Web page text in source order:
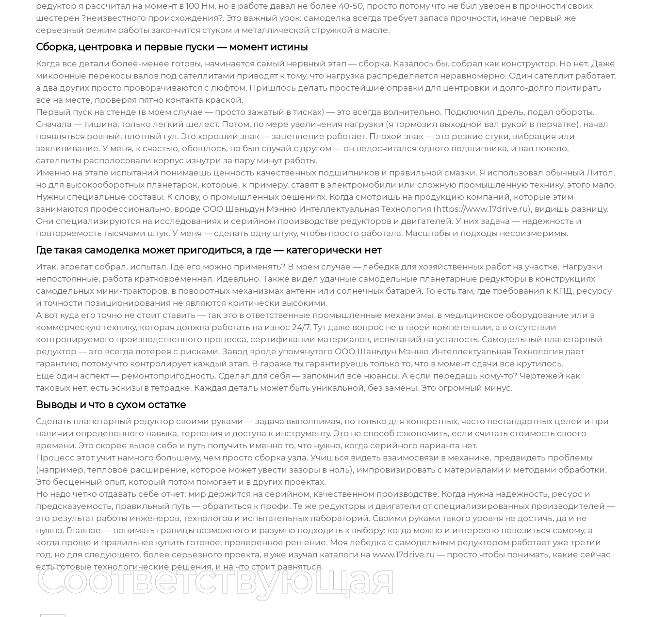
редуктор я рассчитал на момент в 100 Нм, но в работе давал не более 40-50, просто потому что не был уверен в прочности своих
шестерен ?неизвестного происхождения?. Это важный урок: самоделка всегда требует запаса прочности, иначе первый же
серьезный режим работы закончится стуком и металлической стружкой в масле.
Сборка, центровка и первые пуски — момент истины
Когда все детали более-менее готовы, начинается самый нервный этап — сборка. Казалось бы, собрал как конструктор. Но нет. Даже
микронные перекосы валов под сателлитами приводят к тому, что нагрузка распределяется неравномерно. Один сателлит работает,
а два других просто проворачиваются с люфтом. Пришлось делать простейшие оправки для центровки и долго-долго притирать
все на месте, проверяя пятно контакта краской.
Первый пуск на стенде (в моем случае — просто зажатый в тисках) — это всегда волнительно. Подключил дрель, подал обороты.
Сначала — тишина, только легкий шелест. Потом, по мере увеличения нагрузки (я тормозил выходной вал рукой в перчатке), начал
появляться ровный, плотный гул. Это хороший знак — зацепление работает. Плохой знак — это резкие стуки, вибрация или
заклинивание. У меня, к счастью, обошлось, но был случай с другом — он недосчитался одного подшипника, и вал повело,
сателлиты располосовали корпус изнутри за пару минут работы.
Именно на этапе испытаний понимаешь ценность качественных подшипников и правильной смазки. Я использовал обычный Литол,
но для высокооборотных планетарок, которые, к примеру, ставят в электромобили или сложную промышленную технику, этого мало.
Нужны специальные составы. К слову, о промышленных решениях. Когда смотришь на продукцию компаний, которые этим
занимаются профессионально, вроде ООО Шаньдун Мэнню Интеллектуальная Технология ( https://www.17drive.ru), видишь разницу.
Они специализируются на исследованиях и серийном производстве редукторов и двигателей. У них задача — надежность и
повторяемость тысячами штук. У меня — сделать одну штуку, чтобы просто работала. Масштабы и подходы несоизмеримы.
Где такая самоделка может пригодиться, а где — категорически нет
Итак, агрегат собрал, испытал. Где его можно применять? В моем случае — лебедка для хозяйственных работ на участке. Нагрузки
непостоянные, работа кратковременная. Идеально. Также видел удачные самодельные планетарные редукторы в конструкциях
самодельных мини-тракторов, в поворотных механизмах антенн или солнечных батарей. То есть там, где требования к КПД, ресурсу
и точности позиционирования не являются критически высокими.
А вот куда его точно не стоит ставить — так это в ответственные промышленные механизмы, в медицинское оборудование или в
коммерческую технику, которая должна работать на износ 24/7. Тут даже вопрос не в твоей компетенции, а в отсутствии
контролируемого производственного процесса, сертификации материалов, испытаний на усталость. Самодельный планетарный
редуктор — это всегда лотерея с рисками. Завод вроде упомянутого ООО Шаньдун Мэнню Интеллектуальная Технология дает
гарантию, потому что контролирует каждый этап. В гараже ты гарантируешь только то, что в момент сдачи все крутилось.
Еще один аспект — ремонтопригодность. Сделал для себя — запомнил все нюансы. А если передашь кому-то? Чертежей как
таковых нет, есть эскизы в тетрадке. Каждая деталь может быть уникальной, без замены. Это огромный минус.
Выводы и что в сухом остатке
Сделать планетарный редуктор своими руками — задача выполнимая, но только для конкретных, часто нестандартных целей и при
наличии определенного навыка, терпения и доступа к инструменту. Это не способ сэкономить, если считать стоимость своего
времени. Это скорее вызов себе и путь получить именно то, что нужно, когда серийного варианта нет.
Процесс этот учит намного большему, чем просто сборка узла. Учишься видеть взаимосвязи в механике, предвидеть проблемы
(например, тепловое расширение, которое может увести зазоры в ноль), импровизировать с материалами и методами обработки.
Это бесценный опыт, который потом помогает и в других проектах.
Но надо четко отдавать себе отчет: мир держится на серийном, качественном производстве. Когда нужна надежность, ресурс и
предсказуемость, правильный путь — обратиться к профи. Те же редукторы и двигатели от специализированных производителей —
это результат работы инженеров, технологов и испытательных лабораторий. Своими руками такого уровня не достичь, да и не
нужно. Главное — понимать границы возможного и разумно подходить к выбору: когда можно и интересно повозиться самому, а
когда проще и правильнее купить готовое, проверенное решение. Моя лебедка с самодельным редуктором работает уже третий
год, но для следующего, более серьезного проекта, я уже изучал каталоги на www.17drive.ru — просто чтобы понимать, какие сейчас
есть готовые технологические решения, и на что стоит равняться.
Соответствующая